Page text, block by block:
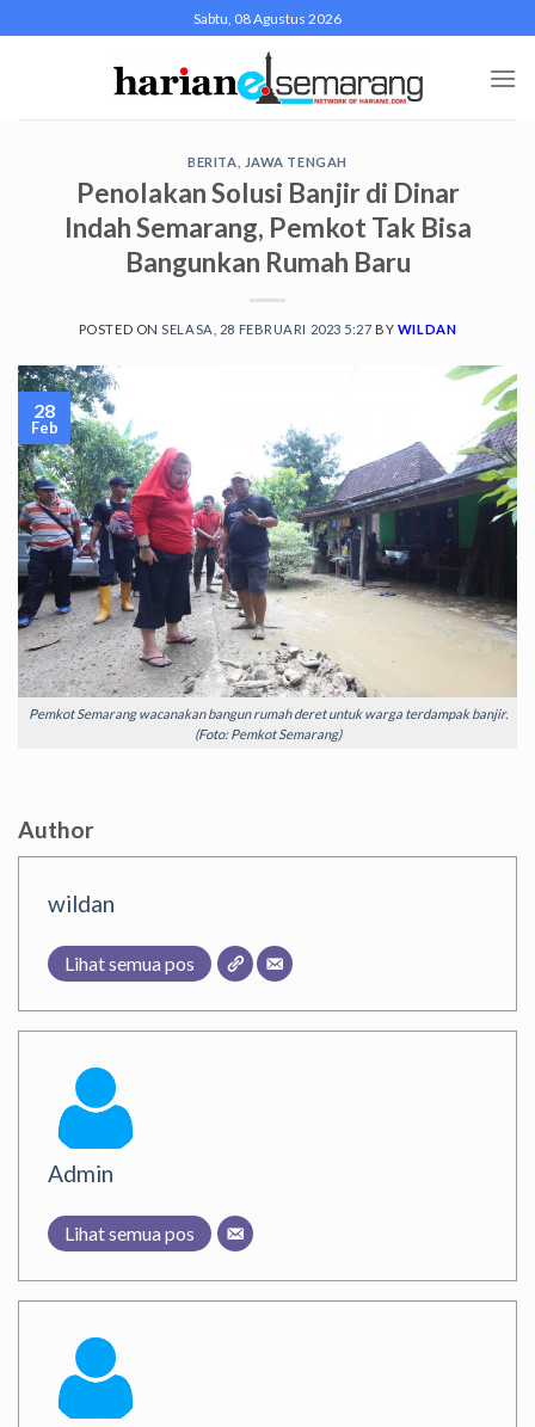
to
Sabtu, 08 Agustus 2026
BERITA JAWA TENGAH
Penolakan Solusi Banjir di Dinar
Indah Semarang, Pemkot Tak Bisa
Bangunkan Rumah Baru
POSTED ON SELASA, 28 FEBRUARI 2023 5:27 BY WILDAN
Pemkot Semarang wacanakan bangun rumah deret untuk warga terdampak banjir.
(Foto: Pemkot Semarang)
28
Feb
Author
wildan
Lihat semua pos
Admin
Lihat semua pos